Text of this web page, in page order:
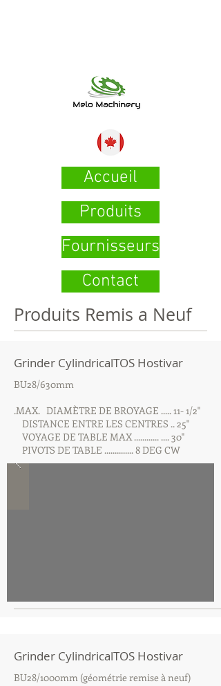
Accueil
Produits
Fournisseurs
Contact
Produits Remis a Neuf
Grinder CylindricalTOS Hostivar
BU28/630mm
.MAX. DIAMÈTRE DE BROYAGE ..... 11- 1/2"
DISTANCE ENTRE LES CENTRES .. 25"
VOYAGE DE TABLE MAX ............ .... 30"
PIVOTS DE TABLE .............. 8 DEG CW
Grinder CylindricalTOS Hostivar
BU28/1000mm (géométrie remise à neuf)